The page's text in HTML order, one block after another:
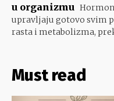
u organizmu
upravljaju gotovo svim
rasta i metabolizma,
Must read